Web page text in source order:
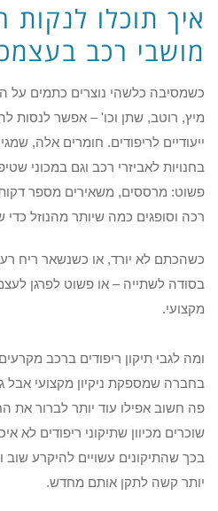
איך תוכלו לנקות
מושבי רכב
כשמסיבה כלשהי נוצרים כתמים על
מיץ, רוטב, שתן וכו' – אפשר לנסות
ייעודיים לריפודים. חומרים אלה,
בחנויות לאביזרי רכב וגם במכוני
פשוט: מרססים, משאירים מספר
רכה וסופגים כמה שיותר מהנוזל כדי
כשהכתם לא יורד, או כשנשאר ריח
בסודה לשתייה – או פשוט לפרגן
מקצועי.
ומה לגבי תיקון ריפודים ברכב
בחברה שמספקת ניקיון מקצועי אבל
פה חשוב אפילו עוד יותר לברור את
שוכרים מכיוון שתיקוני ריפודים לא
בכך שהתיקונים עשויים להיקרע
יותר קשה לתקן אותם מחדש.